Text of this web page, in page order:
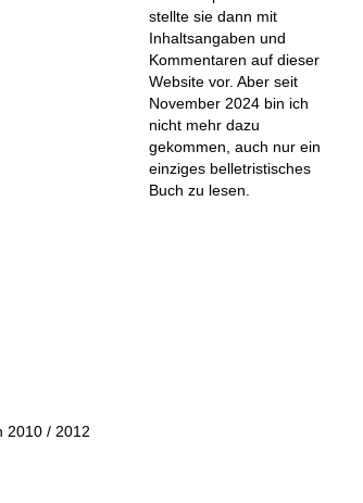
2010 / 2012
stellte sie dann mit
Inhaltsangaben und
Kommentaren auf dieser
Website vor. Aber seit
November 2024 bin ich
nicht mehr dazu
gekommen, auch nur ein
einziges belletristisches
Buch zu lesen.